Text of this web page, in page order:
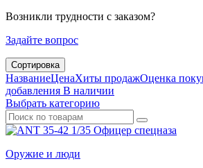
Возникли трудности с заказом?
Задайте вопрос
Сортировка
НазваниеЦенаХиты продажОценка
добавления В наличии
Выбрать категорию
Оружие и люди